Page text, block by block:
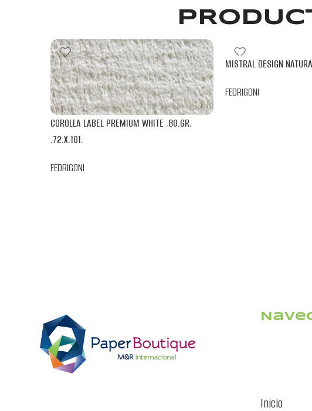
COROLLA LABEL PREMIUM WHITE .80.GR.
.72.X.101.
FEDRIGONI
MISTRAL DESIGN
FEDRIGONI
Inicio